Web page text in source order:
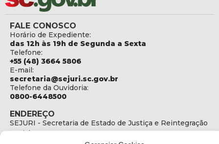
FALE CONOSCO
Horário de Expediente:
das 12h às 19h de Segunda a Sexta
Telefone:
+55 (48) 3664 5806
E-mail:
secretaria@sejuri.sc.gov.br
Telefone da Ouvidoria:
0800-6448500
ENDEREÇO
SEJURI - Secretaria de Estado de Justiça e Reintegração
Social